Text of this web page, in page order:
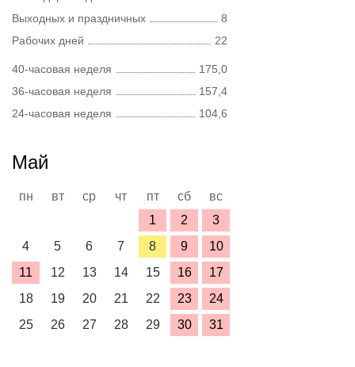
Выходных и праздничных
8
Рабочих дней
22
40-часовая неделя
175,0
36-часовая неделя
157,4
24-часовая неделя
104,6
Май
пн вт ср чт пт сб
вс
1
2
3
4
5 6 7 8 9
10
11
12 13 14 15 16
17
18
19 20 21 22 23
24
25
26 27 28 29 30 31